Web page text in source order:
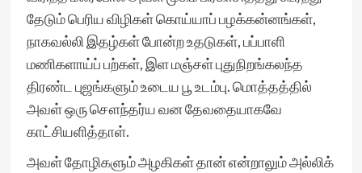
தேடும் பெரிய விழிகள் கொய்யாப் பழக்கன்னங்கள்,
நாகவல்லி இதழ்கள் போன்ற உதடுகள், பப்பாளி
மணிகளாய்ப் பற்கள், இள மஞ்சள் புதுநிறங்கலந்த
திரண்ட புஜங்களும் உடைய பூ உடம்பு. மொத்தத்தில்
அவள் ஒரு சௌந்தர்ய வன தேவதையாகவே
காட்சியளித்தாள்.
அவள் தோழிகளும் அழகிகள் தான் என்றாலும் அல்லிக்